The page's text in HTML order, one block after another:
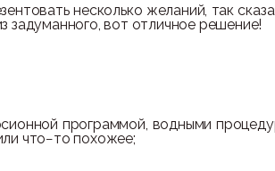
несколько желаний, так
задуманного, вот отличное решение!
программой, водными
что−то похожее;